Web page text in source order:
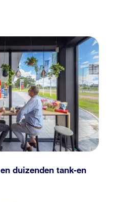
en duizenden tank-en